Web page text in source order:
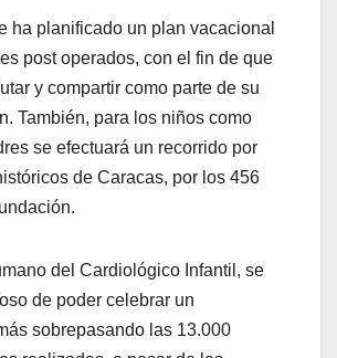
ha planificado un plan vacacional
post operados, con el fin de que
y compartir como parte de su
También, para los niños como
se efectuará un recorrido por
de Caracas, por los 456
del Cardiológico Infantil, se
de poder celebrar un
sobrepasando las 13.000